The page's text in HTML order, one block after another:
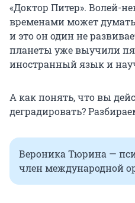
«Доктор Питер». Волей-
временами может
и это он один не
планеты уже выучили
иностранный язык и
А как понять, что вы
деградировать?
Вероника Тюрина —
член международной